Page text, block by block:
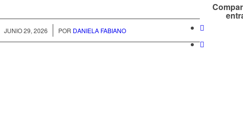
JUNIO 29, 2026
/ POR DANIELA FABIANO